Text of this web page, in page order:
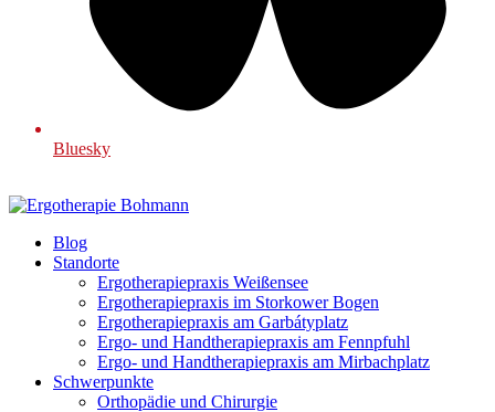
Bluesky
Blog
Standorte
Ergotherapiepraxis Weißensee
Ergotherapiepraxis im Storkower Bogen
Ergotherapiepraxis am Garbátyplatz
Ergo- und Handtherapiepraxis am Fennpfuhl
Ergo- und Handtherapiepraxis am Mirbachplatz
Schwerpunkte
Orthopädie und Chirurgie